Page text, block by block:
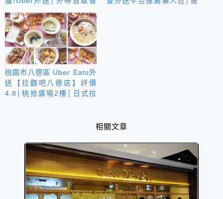
盒送手搖飲│特推熱炒多元
化精緻商務餐盒
桃園市八德區 Uber Eats外
送【拉麵吧八德店】評價
4.8│桃拾廣場2樓│日式拉
相關文章